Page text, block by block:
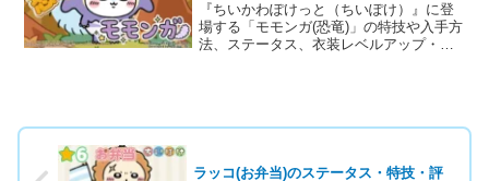
『ちいかわぽけっと（ちいぽけ）』に登
場する「モモンガ(恐竜)」の特技や入手方
法、ステータス、衣装レベルアップ・ラ
ラッコ(お弁当)のステータス・特技・評